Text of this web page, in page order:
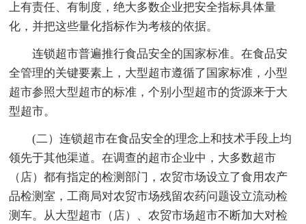
上有责任、有制度，绝大多数企业把安全指标具体量
化，并把这些量化指标作为考核的依据。
连锁超市普遍推行食品安全的国家标准。在食品安
全管理的关键要素上，大型超市遵循了国家标准，小型
超市参照大型超市的标准，个别小型超市的货源来于大
型超市。
(二）连锁超市在食品安全的理念上和技术手段上均
领先于其他渠道。在调查的超市企业中，大多数超市
（店）都有指定的检测部门，农贸市场设立了食用农产
品检测室，工商局对农贸市场残留农药问题设立流动检
测车。从大型超市（店）、农贸市场超市不断加大对检